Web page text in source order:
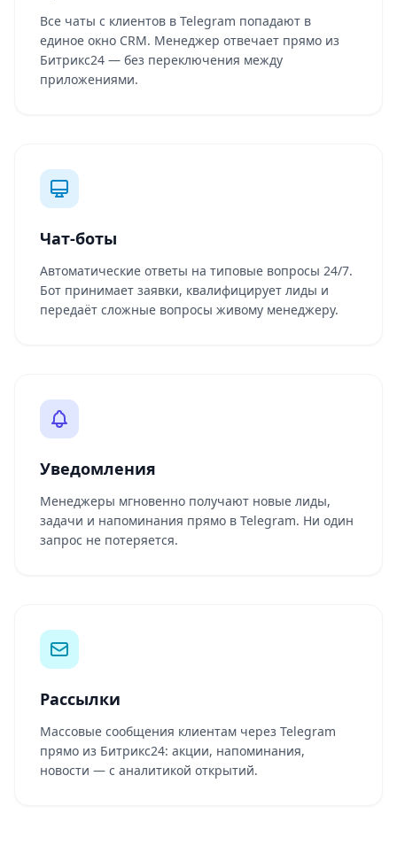
Все чаты с клиентов в Telegram попадают в
единое окно CRM. Менеджер отвечает прямо из
Битрикс24 — без переключения между
приложениями.
Чат-боты
Автоматические ответы на типовые вопросы 24/7.
Бот принимает заявки, квалифицирует лиды и
передаёт сложные вопросы живому менеджеру.
Уведомления
Менеджеры мгновенно получают новые лиды,
задачи и напоминания прямо в Telegram. Ни один
запрос не потеряется.
Рассылки
Массовые сообщения клиентам через Telegram
прямо из Битрикс24: акции, напоминания,
новости — с аналитикой открытий.